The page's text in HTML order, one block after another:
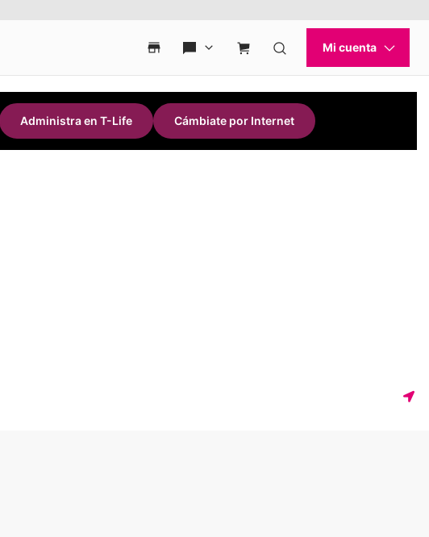
Administra en T-Life Cámbiate por Internet